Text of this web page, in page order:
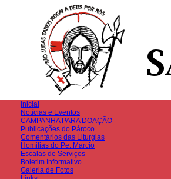
Inicial
Notícias e Eventos
CAMPANHA PARA DOAÇÃO
Publicações do Pároco
Comentários das Liturgias
Homilias do Pe. Marcio
Escalas de Serviços
Boletim Informativo
Galeria de Fotos